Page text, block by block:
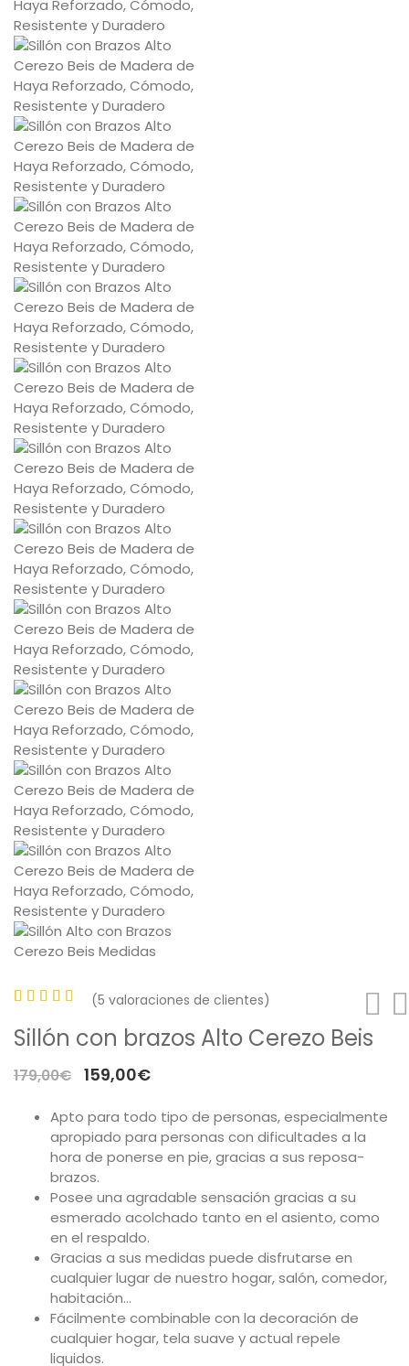
Valorado
con5.00
de 5 en
valoraciones
clientes
(5 valoraciones de clientes)
Sillón con brazos Alto Cerezo Beis
179,00€
El
original
era:
179,00€.
159,00€El
actual
es:
Apto para todo tipo de personas, especialmente
apropiado para personas con dificultades a la
hora de ponerse en pie, gracias a sus reposa-
brazos.
Posee una agradable sensación gracias a su
esmerado acolchado tanto en el asiento, como
en el respaldo.
Gracias a sus medidas puede disfrutarse en
cualquier lugar de nuestro hogar, salón, comedor,
habitación…
Fácilmente combinable con la decoración de
cualquier hogar, tela suave y actual repele
liquidos.